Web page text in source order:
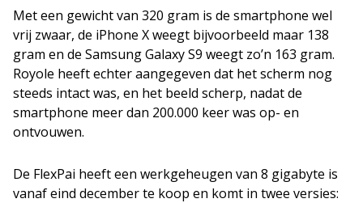
Met een gewicht van 320 gram is de smartphone wel
vrij zwaar, de iPhone X weegt bijvoorbeeld maar 138
gram en de Samsung Galaxy S9 weegt zo’n 163 gram.
Royole heeft echter aangegeven dat het scherm nog
steeds intact was, en het beeld scherp, nadat de
smartphone meer dan 200.000 keer was op- en
ontvouwen.
De FlexPai heeft een werkgeheugen van 8 gigabyte is
vanaf eind december te koop en komt in twee versies: